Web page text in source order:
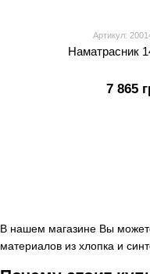
В нашем магазине Вы
материалов из хлопка и
Артикул:
Наматрасник
7 865